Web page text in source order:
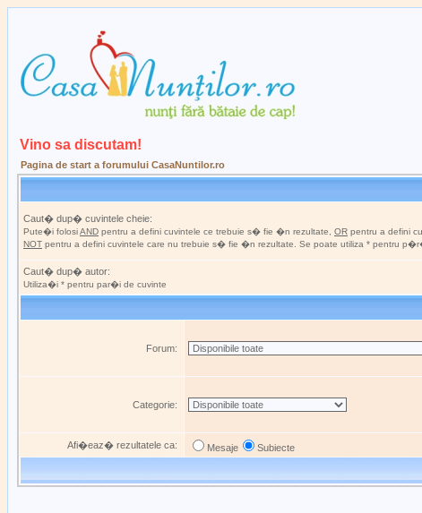
Vino sa discutam!
Pagina de start a forumului CasaNuntilor.ro
Caut� dup� cuvintele cheie:
Pute�i folosiAND pentru a defini cuvintele ce trebuie s� fie �n rezultate, OR pentru a defini
NOT pentru a defini cuvintele care nu trebuie s� fie �n rezultate. Se poate utiliza * pentru
Caut� dup� autor:
Utiliza�i * pentru par�i de cuvinte
Forum:
Categorie:
Afi�eaz� rezultatele ca: Mesaje Subiecte